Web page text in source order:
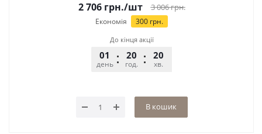
2 706грн./шт 3 006грн.
Економія 300 грн.
До кінця акції
01
день
20
год.
20
хв.
В кошик